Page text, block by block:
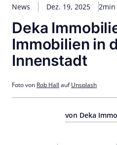
News Dez. 19, 2025 2min
Deka
Immobilien in
Innenstadt
von Deka
Foto von Rob Hall aufUnsplash